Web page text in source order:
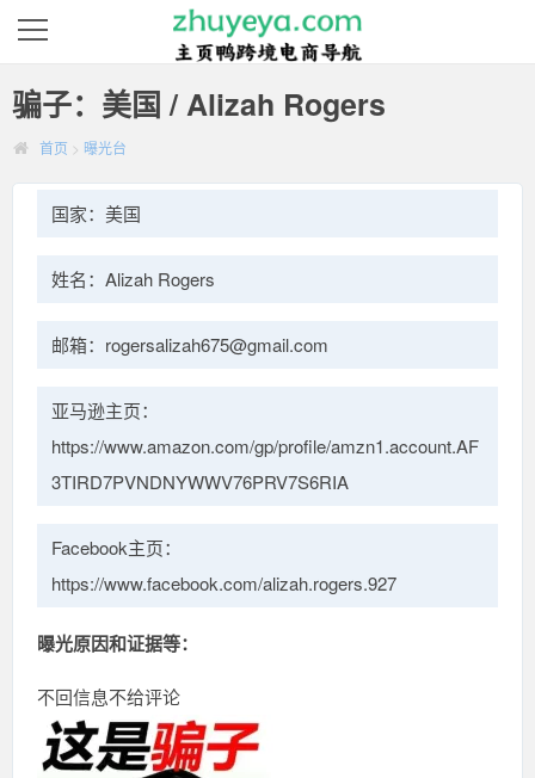
骗子：美国 / Alizah Rogers
首页 > 曝光台
国家：美国
姓名：Alizah Rogers
邮箱：rogersalizah675@gmail.com
亚马逊主页：
https://www.amazon.com/gp/profile/amzn1.account.AF
3TIRD7PVNDNYWWV76PRV7S6RIA
Facebook主页：
https://www.facebook.com/alizah.rogers.927
曝光原因和证据等：
不回信息不给评论